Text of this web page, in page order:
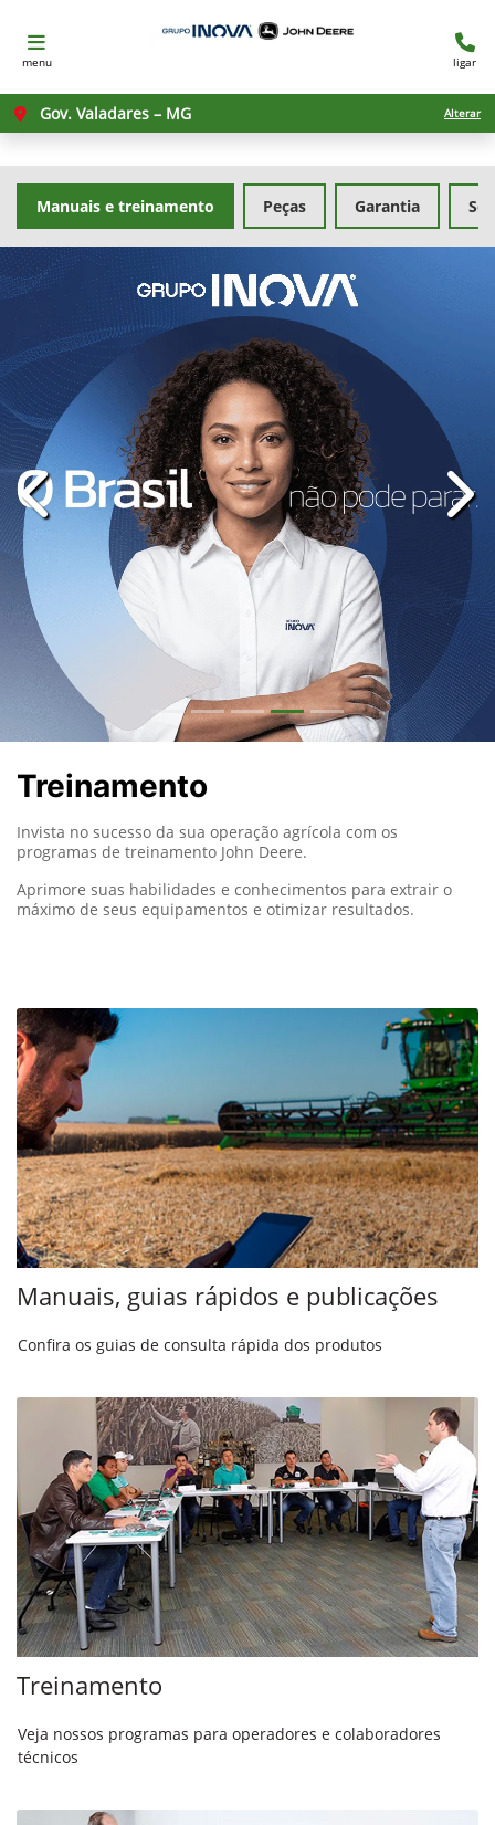
menu ligar
Gov. Valadares – MG Alterar
Manuais e treinamento Peças Garantia
templates.template-
Treinamento
Invista no sucesso da sua operação agrícola com os
programas de treinamento John Deere.
Aprimore suas habilidades e conhecimentos para extrair o
máximo de seus equipamentos e otimizar resultados.
Manuais, guias rápidos e publicações
Confira os guias de consulta rápida dos produtos
Treinamento
Veja nossos programas para operadores e colaboradores
técnicos